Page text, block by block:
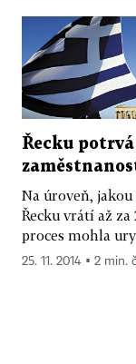
Řecku
Na úroveň,
Řecku vrátí až
proces mohla
25. 11. 2014 ▪ 2 min.